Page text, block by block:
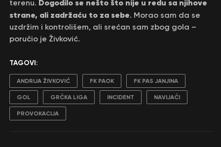
terenu. Dogodilo se nešto što nije u redu sa njihove
strane, ali zadržaću to za sebe. Morao sam da se
uzdržim i kontrolišem, ali srećan sam zbog gola –
poručio je Živković.
TAGOVI:
ANDRIJA ŽIVKOVIĆ FK PAOK FK PAS JANJINA
GOL GRČKA LIGA INCIDENT NAVIJAČI
PROVOKACIJA